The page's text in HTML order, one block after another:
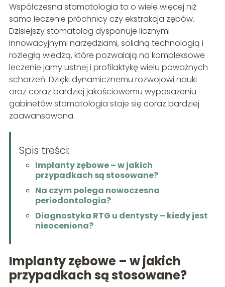
Współczesna stomatologia to o wiele więcej niż
samo leczenie próchnicy czy ekstrakcja zębów.
Dzisiejszy stomatolog dysponuje licznymi
innowacyjnymi narzędziami, solidną technologią i
rozległą wiedzą, które pozwalają na kompleksowe
leczenie jamy ustnej i profilaktykę wielu poważnych
schorzeń. Dzięki dynamicznemu rozwojowi nauki
oraz coraz bardziej jakościowemu wyposażeniu
gabinetów stomatologia staje się coraz bardziej
zaawansowana.
Spis treści:
Implanty zębowe – w jakich
przypadkach są stosowane?
Na czym polega nowoczesna
periodontologia?
Diagnostyka RTG u dentysty – kiedy jest
nieoceniona?
Implanty zębowe – w jakich
przypadkach są stosowane?